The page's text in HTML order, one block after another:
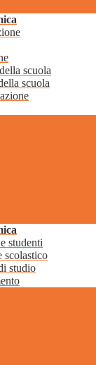
scuola
scuola
studenti
scolastico
studio